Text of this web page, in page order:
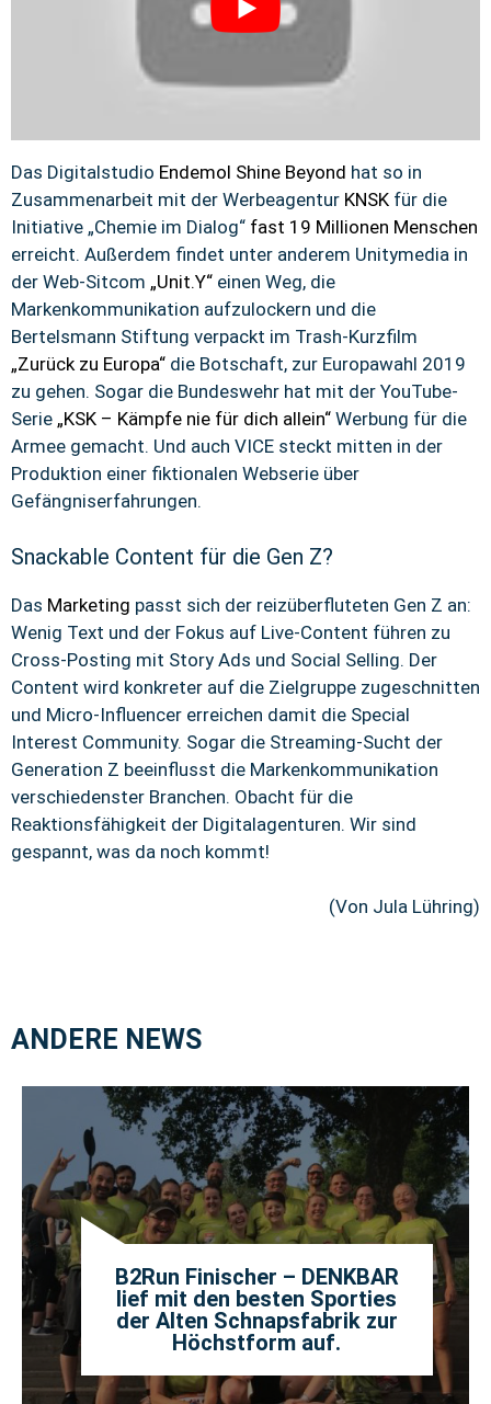
Das Digitalstudio Endemol Shine Beyond hat so in
Zusammenarbeit mit der Werbeagentur KNSK für die
Initiative „Chemie im Dialog“ fast 19 Millionen Menschen
erreicht. Außerdem findet unter anderem Unitymedia in
der Web-Sitcom „Unit.Y“ einen Weg, die
Markenkommunikation aufzulockern und die
Bertelsmann Stiftung verpackt im Trash-Kurzfilm
„Zurück zu Europa“ die Botschaft, zur Europawahl 2019
zu gehen. Sogar die Bundeswehr hat mit der YouTube-
Serie „KSK – Kämpfe nie für dich allein“ Werbung für die
Armee gemacht. Und auch VICE steckt mitten in der
Produktion einer fiktionalen Webserie über
Gefängniserfahrungen.
Snackable Content für die Gen Z?
Das Marketing passt sich der reizüberfluteten Gen Z an:
Wenig Text und der Fokus auf Live-Content führen zu
Cross-Posting mit Story Ads und Social Selling. Der
Content wird konkreter auf die Zielgruppe zugeschnitten
und Micro-Influencer erreichen damit die Special
Interest Community. Sogar die Streaming-Sucht der
Generation Z beeinflusst die Markenkommunikation
verschiedenster Branchen. Obacht für die
Reaktionsfähigkeit der Digitalagenturen. Wir sind
gespannt, was da noch kommt!
(Von Jula Lühring)
ANDERE NEWS
B2Run Finischer – DENKBAR
lief mit den besten Sporties
der Alten Schnapsfabrik zur
Höchstform auf.